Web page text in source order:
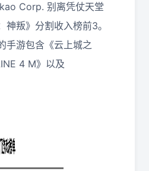
Corp. 别离凭仗天堂
神叛》分割收入榜前3。
手游包含《云上城之
4 M》以及